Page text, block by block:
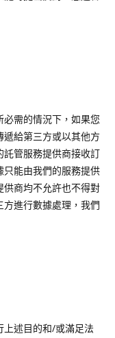
需的情況下，如果您
給第三方或以其他方
管服務提供商接收訂
能由我們的服務提供
商均不允許也不得對
進行數據處理，我們
上述目的和/或滿足法